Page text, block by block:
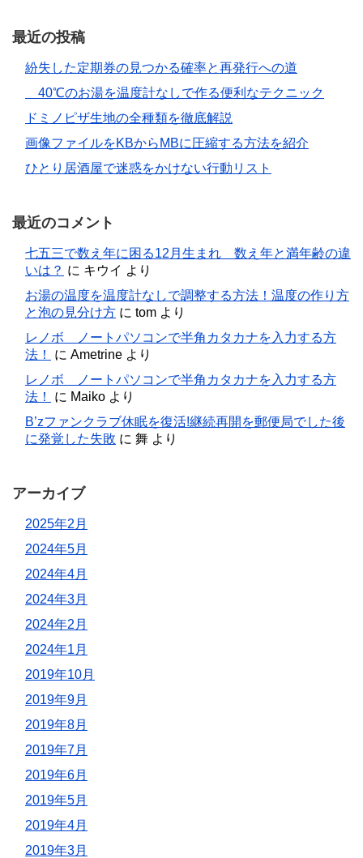
最近の投稿
紛失した定期券の見つかる確率と再発行への道
40℃のお湯を温度計なしで作る便利なテクニック
ドミノピザ生地の全種類を徹底解説
画像ファイルをKBからMBに圧縮する方法を紹介
ひとり居酒屋で迷惑をかけない行動リスト
最近のコメント
七五三で数え年に困る12月生まれ 数え年と満年齢の違
いは？ に キウイ より
お湯の温度を温度計なしで調整する方法！温度の作り方
と泡の見分け方 に tom より
レノボ ノートパソコンで半角カタカナを入力する方
法！
に Ametrine より
レノボ ノートパソコンで半角カタカナを入力する方
法！
に Maiko より
B’zファンクラブ休眠を復活!継続再開を郵便局でした後
に発覚した失敗 に 舞 より
アーカイブ
2025年2月
2024年5月
2024年4月
2024年3月
2024年2月
2024年1月
2019年10月
2019年9月
2019年8月
2019年7月
2019年6月
2019年5月
2019年4月
2019年3月